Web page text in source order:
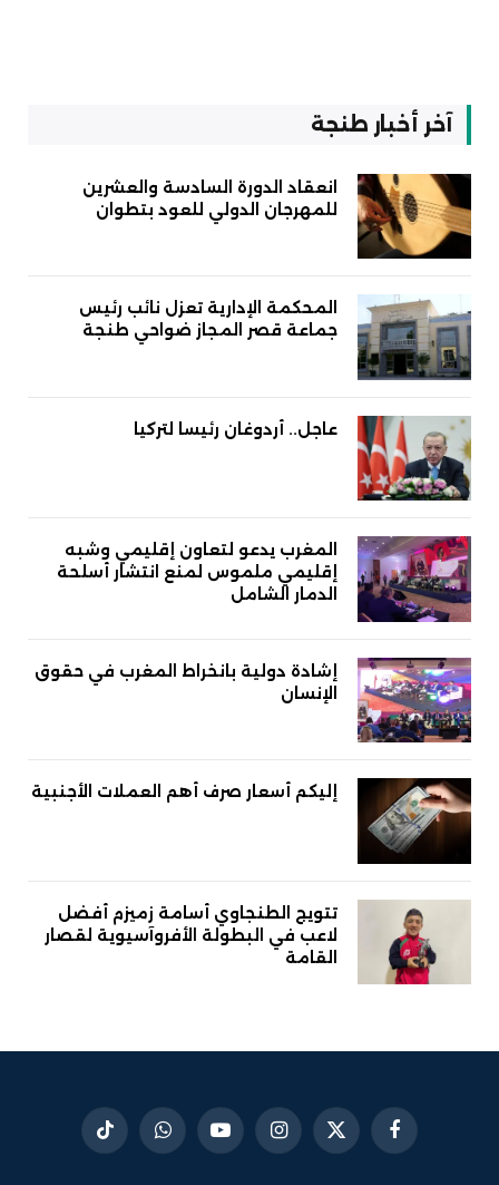
آخر أخبار طنجة
انعقاد الدورة السادسة والعشرين
للمهرجان الدولي للعود بتطوان
المحكمة الإدارية تعزل نائب رئيس
جماعة قصر المجاز ضواحي طنجة
عاجل.. أردوغان رئيسا لتركيا
المغرب يدعو لتعاون إقليمي وشبه
إقليمي ملموس لمنع انتشار أسلحة
الدمار الشامل
إشادة دولية بانخراط المغرب في حقوق
الإنسان
إليكم أسعار صرف أهم العملات الأجنبية
تتويج الطنجاوي أسامة زميزم أفضل
لاعب في البطولة الأفروآسيوية لقصار
القامة
فيسبوكX
الانستغراميوتيوب واتساب تيكتوك